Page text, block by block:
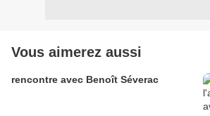
Vous aimerez aussi
rencontre avec Benoît Séverac